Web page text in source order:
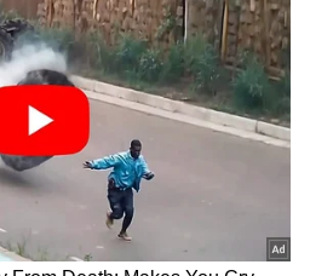
ವೈಭವ್
ಸರಣಿಗಾಗಿ ಇಂಗ್ಲೆಂಡ್ ಪ್ರವಾಸ
ಇಂಗ್ಲೆಂಡ್‌ನಲ್ಲಿನ
ಕುರಿತು ಸುದ್ದಿ